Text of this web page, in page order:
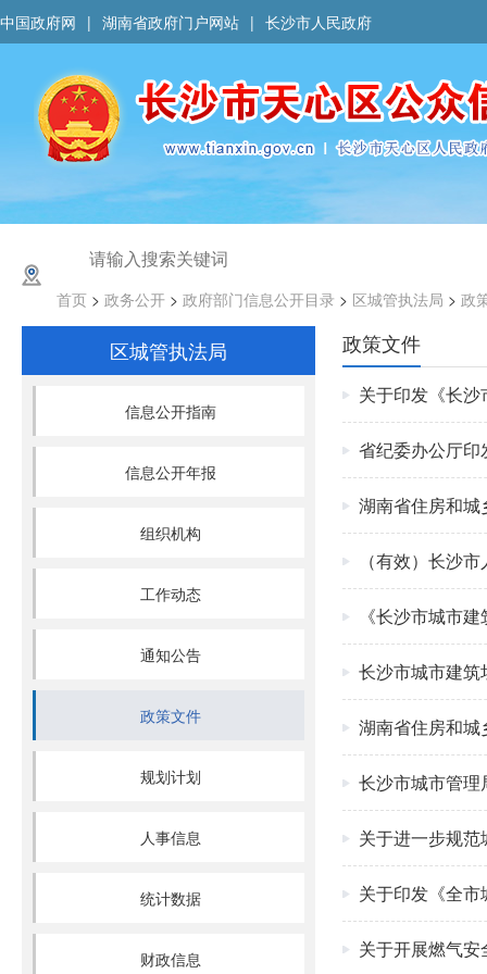
中国政府网 | 湖南省政府门户网站 | 长沙市人民政府
首页 > 政务公开 > 政府部门信息公开目录 > 区城管执法局 > 政
区城管执法局
信息公开指南
信息公开年报
组织机构
工作动态
通知公告
政策文件
规划计划
人事信息
统计数据
财政信息
政策文件
关于印发《长
省纪委办公厅
湖南省住房和
（有效）长沙
《长沙市城市
长沙市城市建筑
湖南省住房和
长沙市城市管
关于进一步规
关于印发《全
关于开展燃气安